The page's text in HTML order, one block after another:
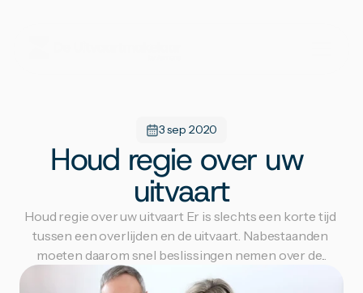
3 sep 2020
Houd regie over uw
uitvaart
Houd regie over uw uitvaart Er is slechts een korte tijd
tussen een overlijden en de uitvaart. Nabestaanden
moeten daarom snel beslissingen nemen over de...